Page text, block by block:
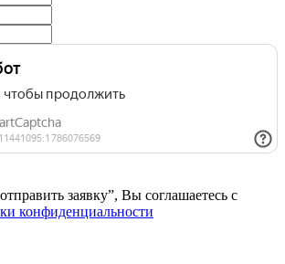
заявку”, Вы соглашаетесь с
конфиденциальности